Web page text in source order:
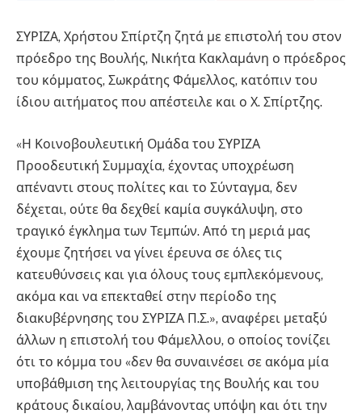
ΣΥΡΙΖΑ, Χρήστου Σπίρτζη ζητά με επιστολή του στον
πρόεδρο της Βουλής, Νικήτα Κακλαμάνη ο πρόεδρος
του κόμματος, Σωκράτης Φάμελλος, κατόπιν του
ίδιου αιτήματος που απέστειλε και ο Χ. Σπίρτζης.
«Η Κοινοβουλευτική Ομάδα του ΣΥΡΙΖΑ
Προοδευτική Συμμαχία, έχοντας υποχρέωση
απέναντι στους πολίτες και το Σύνταγμα, δεν
δέχεται, ούτε θα δεχθεί καμία συγκάλυψη, στο
τραγικό έγκλημα των Τεμπών. Από τη μεριά μας
έχουμε ζητήσει να γίνει έρευνα σε όλες τις
κατευθύνσεις και για όλους τους εμπλεκόμενους,
ακόμα και να επεκταθεί στην περίοδο της
διακυβέρνησης του ΣΥΡΙΖΑ Π.Σ.», αναφέρει μεταξύ
άλλων η επιστολή του Φάμελλου, ο οποίος τονίζει
ότι το κόμμα του «δεν θα συναινέσει σε ακόμα μία
υποβάθμιση της λειτουργίας της Βουλής και του
κράτους δικαίου, λαμβάνοντας υπόψη και ότι την